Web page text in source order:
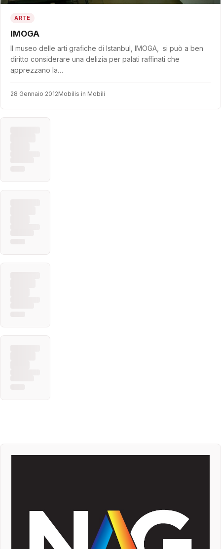
ARTE
IMOGA
Il museo delle arti grafiche di Istanbul, IMOGA, si può a ben
diritto considerare una delizia per palati raffinati che
apprezzano la…
28 Gennaio 2012Mobilis in Mobili